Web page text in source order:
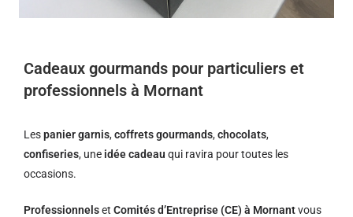
Cadeaux gourmands pour particuliers et
professionnels à Mornant
Lespanier garnis,coffrets gourmands,chocolats,
confiseries, une idée cadeau qui ravira pour toutes les
occasions.
Professionnelset Comités d’Entreprise (CE) à Mornantvous